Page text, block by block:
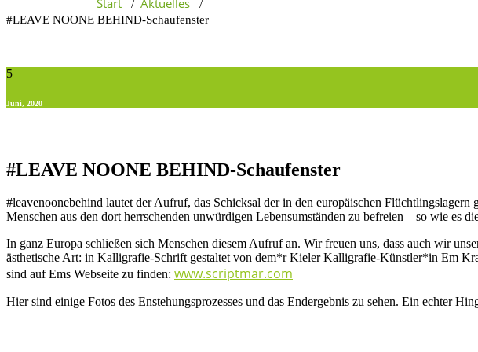
Start / Aktuelles /
#LEAVE NOONE BEHIND-Schaufenster
5
Juni, 2020
#LEAVE NOONE BEHIND-Schaufenster
#leavenoonebehind lautet der Aufruf, das Schicksal der in den europäischen
Menschen aus den dort herrschenden unwürdigen Lebensumständen zu befreien – so wie es
In ganz Europa schließen sich Menschen diesem Aufruf an. Wir freuen uns, dass auch wir
ästhetische Art: in Kalligrafie-Schrift gestaltet von dem*r Kieler Kalligrafie-Künstler*in Em
sind auf Ems Webseite zu finden: www.scriptmar.com
Hier sind einige Fotos des Enstehungsprozesses und das Endergebnis zu sehen. Ein echter